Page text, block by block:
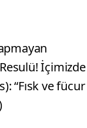
İçimizde
“Fısk ve fücur